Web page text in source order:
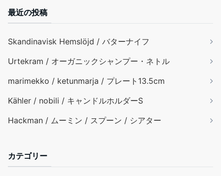
最近の投稿
Skandinavisk Hemslöjd / バターナイフ
Urtekram / オーガニックシャンプー・ネトル
marimekko / ketunmarja / プレート13.5cm
Kähler / nobili / キャンドルホルダーS
Hackman / ムーミン / スプーン / シアター
カテゴリー